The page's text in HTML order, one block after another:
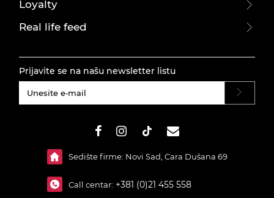
Loyalty
Real life feed
Prijavite se na našu newsletter listu
Sedište firme: Novi Sad, Cara Dušana 69
Call centar: +381 (0)21 455 558